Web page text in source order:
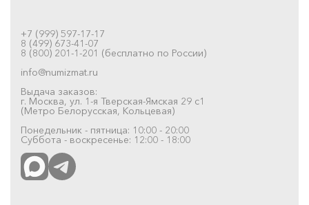
+7 (999) 597-17-17
8 (499) 673-41-07
8 (800) 201-1-201 (бесплатно по России)
info@numizmat.ru
Выдача заказов:
г. Москва, ул. 1-я Тверская-Ямская 29 с1
(Метро Белорусская, Кольцевая)
Понедельник - пятница: 10:00 - 20:00
Суббота - воскресенье: 12:00 - 18:00